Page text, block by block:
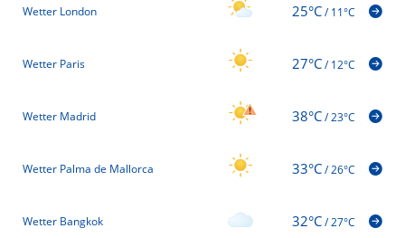
Wetter London 25°C/11°C
Wetter Paris 27°C/12°C
Wetter Madrid 38°C/23°C
Wetter Palma de Mallorca 33°C/26°C
Wetter Bangkok 32°C/27°C